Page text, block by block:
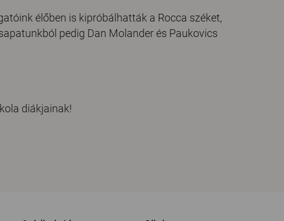
élőben is kipróbálhatták a Rocca széket,
pedig Dan Molander és Paukovics
diákjainak!